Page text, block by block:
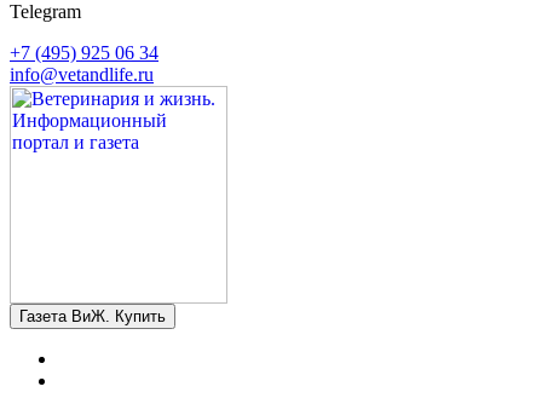
Telegram
+7 (495) 925 06 34
info@vetandlife.ru
Газета ВиЖ. Купить